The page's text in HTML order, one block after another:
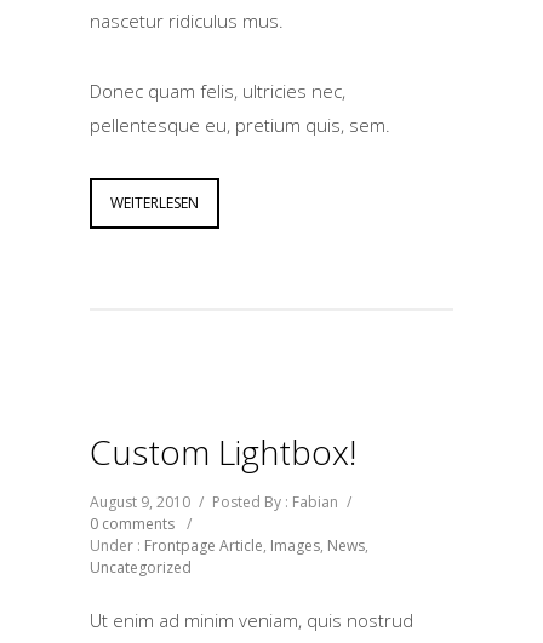
nascetur ridiculus mus.
Donec quam felis, ultricies nec,
pellentesque eu, pretium quis, sem.
WEITERLESEN
Custom Lightbox!
August 9, 2010 / Posted By : Fabian /
0 comments /
Under : Frontpage Article, Images, News,
Uncategorized
Ut enim ad minim veniam, quis nostrud